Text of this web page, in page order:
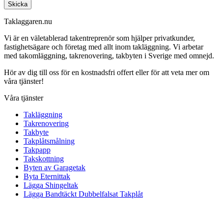
Skicka
Taklaggaren.nu
Vi är en väletablerad takentreprenör som hjälper privatkunder,
fastighetsägare och företag med allt inom takläggning. Vi arbetar
med takomläggning, takrenovering, takbyten i Sverige med omnejd.
Hör av dig till oss för en kostnadsfri offert eller för att veta mer om
våra tjänster!
Våra tjänster
Takläggning
Takrenovering
Takbyte
Takplåtsmålning
Takpapp
Takskottning
Byten av Garagetak
Byta Eternittak
Lägga Shingeltak
Lägga Bandtäckt Dubbelfalsat Takplåt